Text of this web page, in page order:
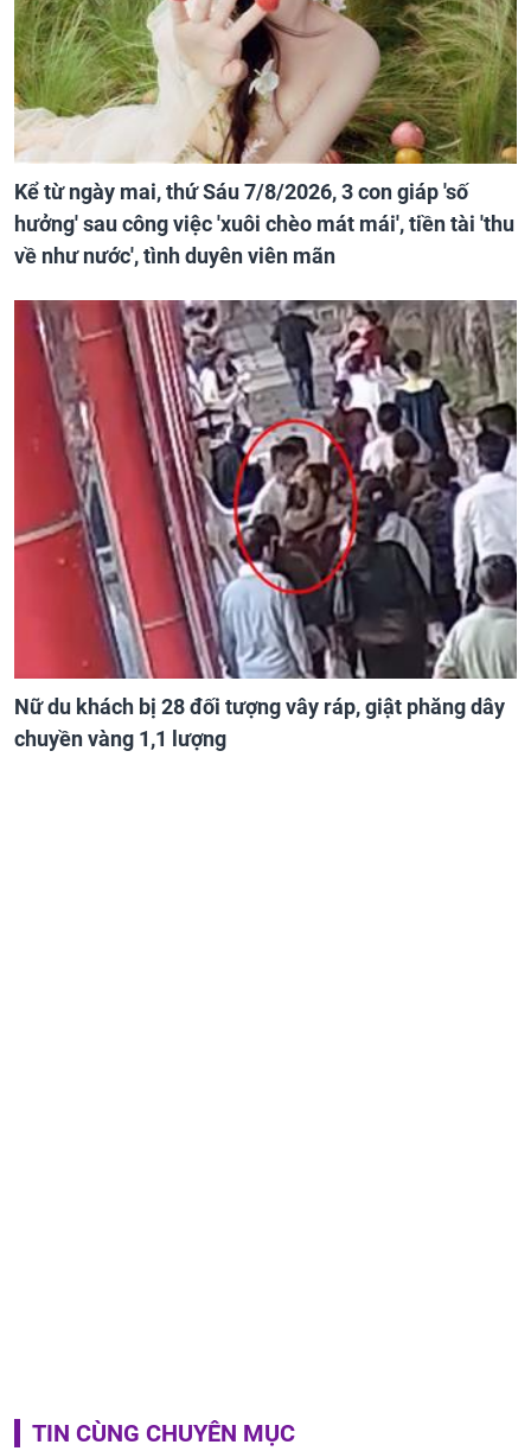
Kể từ ngày mai, thứ Sáu 7/8/2026, 3 con giáp 'số
hưởng' sau công việc 'xuôi chèo mát mái', tiền tài 'thu
về như nước', tình duyên viên mãn
Nữ du khách bị 28 đối tượng vây ráp, giật phăng dây
chuyền vàng 1,1 lượng
TIN CÙNG CHUYÊN MỤC